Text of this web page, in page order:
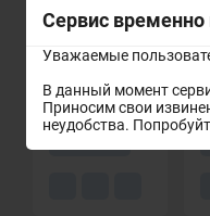
Сервис временно
Уважаемые
В данный момент
Приносим свои
неудобства.